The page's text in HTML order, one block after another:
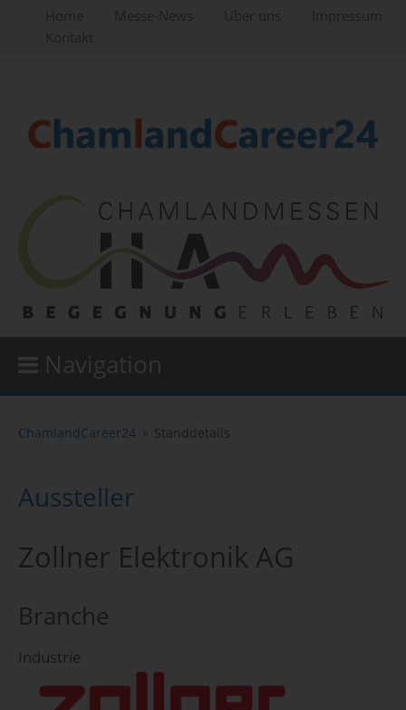
Navigation
ChamlandCareer24 Standdetails
Aussteller
Zollner Elektronik AG
Branche
Industrie